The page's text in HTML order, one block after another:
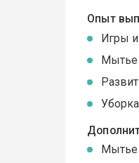
Опыт
Игры и
Мытье
Мытье